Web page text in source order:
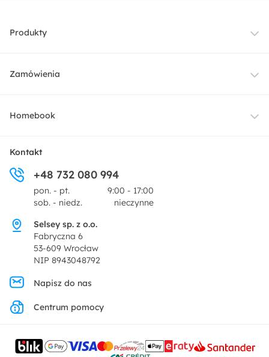
Produkty
Meble
Dekoracje i akcesoria
Promocje
Zamówienia
Dostawa
Zwroty
Pytania i odpowiedzi
Homebook
O nas
Centrum prasowe
Regulamin
Polityka prywatności
Ustawienia prywatności
Kontakt
Kontakt
+48 732 080 994
pon. - pt.
9:00 - 17:00
sob. - niedz.
nieczynne
Selsey sp. z o.o.
Fabryczna 6
53-609 Wrocław
NIP 8943048792
Napisz do nas
Centrum pomocy